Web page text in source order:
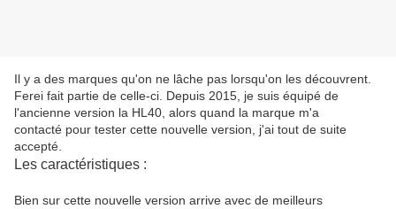
Il y a des marques qu'on ne lâche pas lorsqu'on les découvrent.
Ferei fait partie de celle-ci. Depuis 2015, je suis équipé de
l'ancienne version la HL40, alors quand la marque m'a
contacté pour tester cette nouvelle version, j'ai tout de suite
accepté.
Les caractéristiques :
Bien sur cette nouvelle version arrive avec de meilleurs